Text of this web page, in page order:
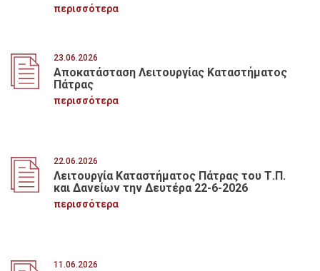
περισσότερα
23.06.2026
Αποκατάσταση Λειτουργίας Καταστήματος
Πάτρας
περισσότερα
22.06.2026
Λειτουργία Καταστήματος Πάτρας του Τ.Π.
και Δανείων την Δευτέρα 22-6-2026
περισσότερα
11.06.2026